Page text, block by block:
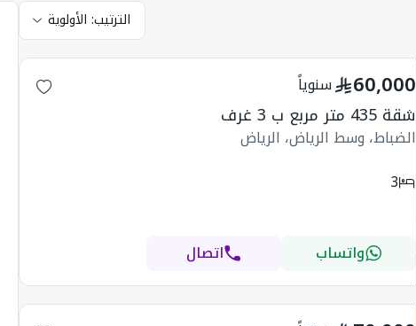
الترتيب: الأولوية
سنوياً 60,000
شقة 435 متر مربع ب 3 غرف
الضباط، وسط الرياض، الرياض
3
واتساب اتصال